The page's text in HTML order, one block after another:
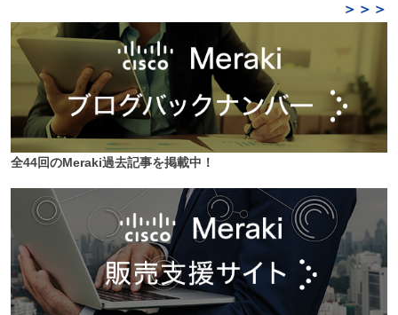
＞＞＞
全44回のMeraki過去記事を掲載中！